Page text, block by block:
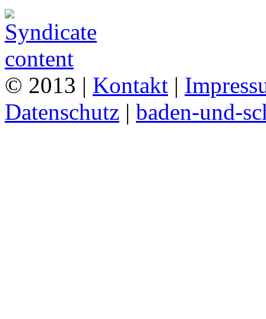
© 2013 | Kontakt |
Datenschutz | baden-und-